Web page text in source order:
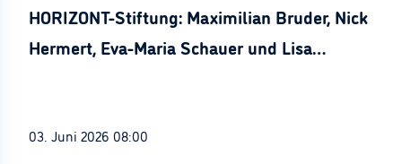
HORIZONT-Stiftung: Maximilian Bruder, Nick
Hermert, Eva-Maria Schauer und Lisa
03. Juni 2026 08:00